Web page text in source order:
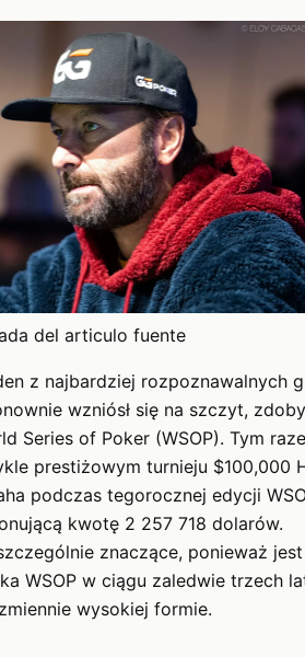
del articulo fuente
z najbardziej rozpoznawalnych
wzniósł się na szczyt,
Series of Poker (WSOP). Tym
prestiżowym turnieju $100,000
podczas tegorocznej edycji
kwotę 2 257 718 dolarów.
znaczące, ponieważ
WSOP w ciągu zaledwie trzech
wysokiej formie.